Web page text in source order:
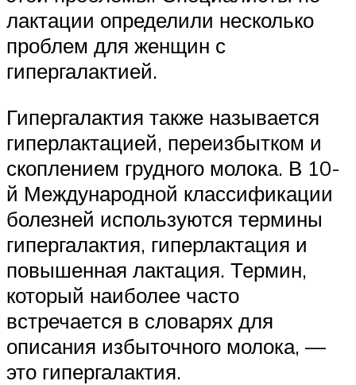
лактации определили несколько
проблем для женщин с
гипергалактией.
Гипергалактия также называется
гиперлактацией, переизбытком и
скоплением грудного молока. В 10-
й Международной классификации
болезней используются термины
гипергалактия, гиперлактация и
повышенная лактация. Термин,
который наиболее часто
встречается в словарях для
описания избыточного молока, —
это гипергалактия.